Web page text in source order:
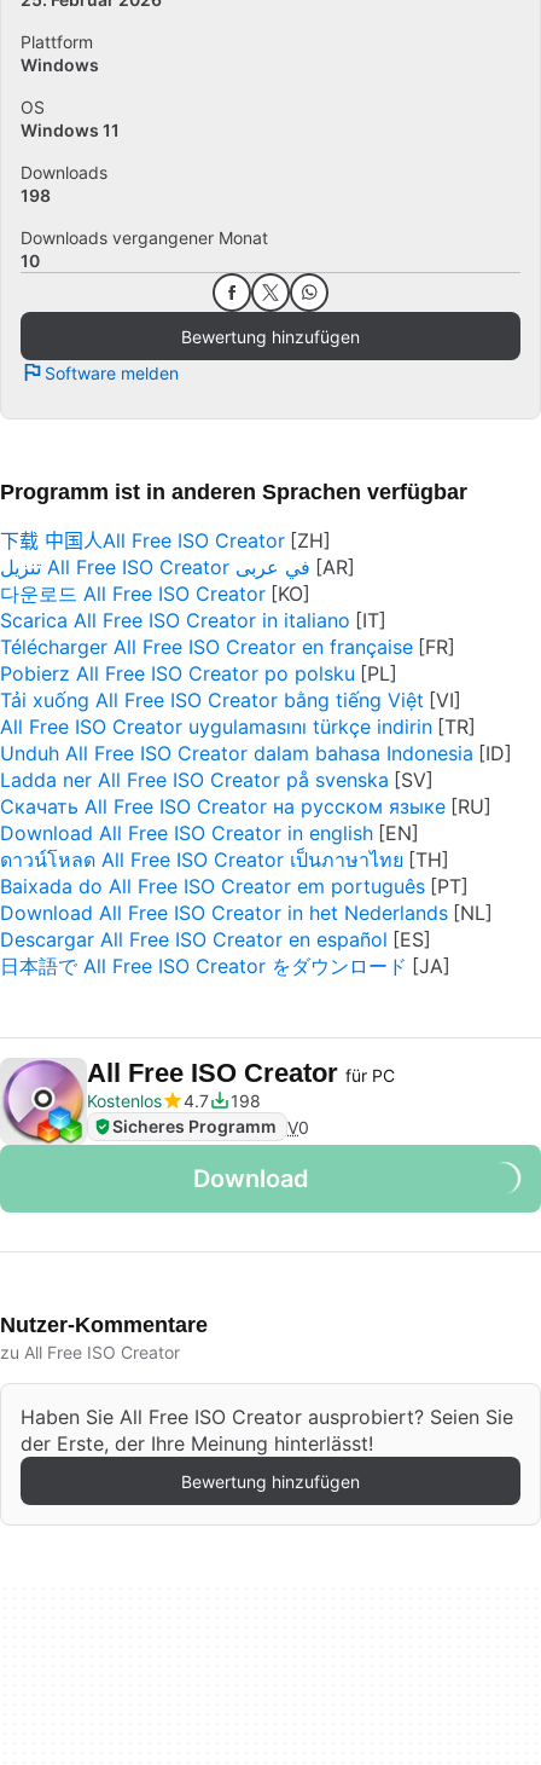
Plattform
Windows
OS
Windows 11
Downloads
198
Downloads vergangener Monat
10
Bewertung hinzufügen
Software melden
Programm ist in anderen Sprachen verfügbar
下载 中国人All Free ISO Creator
تنزيل All Free ISO Creator في عربى
다운로드 All Free ISO Creator
Scarica All Free ISO Creator in italiano
Télécharger All Free ISO Creator en française
Pobierz All Free ISO Creator po polsku
Tải xuống All Free ISO Creator bằng tiếng Việt
All Free ISO Creator uygulamasını türkçe indirin
Unduh All Free ISO Creator dalam bahasa Indonesia
Ladda ner All Free ISO Creator på svenska
Скачать All Free ISO Creator на русском языке
Download All Free ISO Creator in english
ดาวน์โหลด All Free ISO Creator เป็นภาษาไทย
Baixada do All Free ISO Creator em português
Download All Free ISO Creator in het Nederlands
Descargar All Free ISO Creator en español
日本語で All Free ISO Creator をダウンロード
All Free ISO Creator für PC
Kostenlos
4.7
198
Sicheres Programm V0
Download
Nutzer-Kommentare
zu All Free ISO Creator
Haben Sie All Free ISO Creator ausprobiert? Seien Sie
der Erste, der Ihre Meinung hinterlässt!
Bewertung hinzufügen